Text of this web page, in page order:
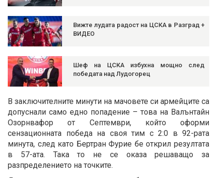
Вижте лудата радост на ЦСКА в Разград +
ВИДЕО
Шеф на ЦСКА избухна мощно след
победата над Лудогорец
В заключителните минути на мачовете си армейците са
допуснали само едно попадение – това на Валънтайн
Озорнвафор от Септември, който оформи
сензационната победа на своя тим с 2:0 в 92-рата
минута, след като Бертран Фурие бе открил резултата
в 57-ата. Така то не се оказа решаващо за
разпределението на точките.